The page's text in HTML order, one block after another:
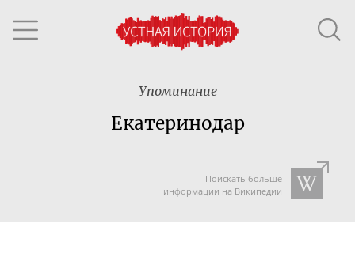
Упоминание
Екатеринодар
Поискать больше
информации на Википедии